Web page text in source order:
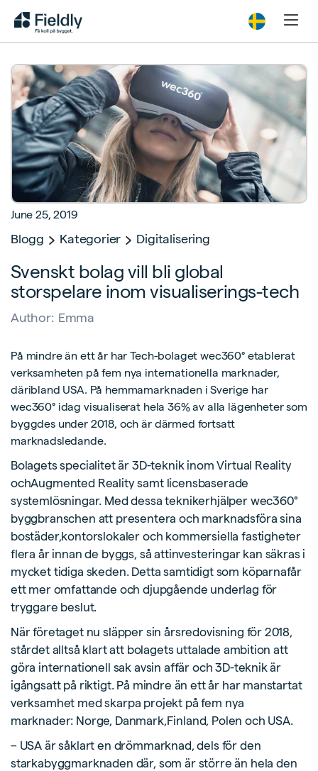
June 25, 2019
Blogg Kategorier Digitalisering
Svenskt bolag vill bli global
storspelare inom visualiserings-tech
Author: Emma
På mindre än ett år har Tech-bolaget wec360° etablerat
verksamheten på fem nya internationella marknader,
däribland USA. På hemmamarknaden i Sverige har
wec360° idag visualiserat hela 36% av alla lägenheter som
byggdes under 2018, och är därmed fortsatt
marknadsledande.
Bolagets specialitet är 3D-teknik inom Virtual Reality
ochAugmented Reality samt licensbaserade
systemlösningar. Med dessa teknikerhjälper wec360°
byggbranschen att presentera och marknadsföra sina
bostäder,kontorslokaler och kommersiella fastigheter
flera år innan de byggs, så attinvesteringar kan säkras i
mycket tidiga skeden. Detta samtidigt som köparnafår
ett mer omfattande och djupgående underlag för
tryggare beslut.
När företaget nu släpper sin årsredovisning för 2018,
stårdet alltså klart att bolagets uttalade ambition att
göra internationell sak avsin affär och 3D-teknik är
igångsatt på riktigt. På mindre än ett år har manstartat
verksamhet med skarpa projekt på fem nya
marknader: Norge, Danmark,Finland, Polen och USA.
– USA är såklart en drömmarknad, dels för den
starkabyggmarknaden där, som är större än hela den